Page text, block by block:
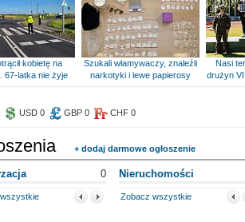
kobietę na
67-latka nie żyje
Szukali włamywaczy, znaleźli
narkotyki i lewe papierosy
Nasi
drużyn
USD 0 GBP 0 CHF 0
+ dodaj darmowe ogłoszenie
0 Nieruchomości
Zobacz wszystkie